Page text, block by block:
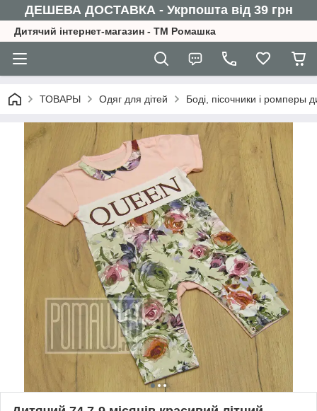
ДЕШЕВА ДОСТАВКА - Укрпошта від 39 грн
Дитячий інтернет-магазин - ТМ Ромашка
ТОВАРЫ Одяг для дітей Боді, пісочники і ромперы